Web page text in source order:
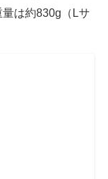
は約830g（Lサ